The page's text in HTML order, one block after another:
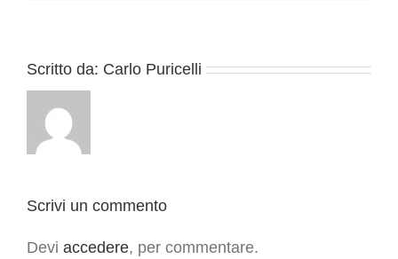
Scritto da: Carlo Puricelli
Scrivi un commento
Devi accedere, per commentare.